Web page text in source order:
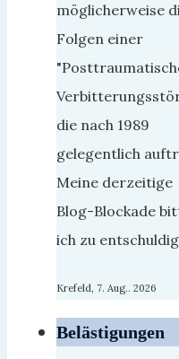
möglicherweise
Folgen einer
die nach 1989
gelegentlich
Meine derzeitige
Blog-Blockade
ich zu
Krefeld, 7. Aug.. 2026
Belästigungen